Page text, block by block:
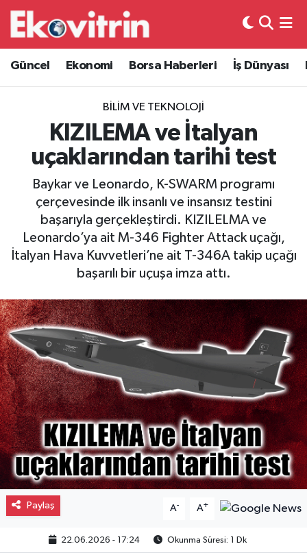
Güncel Ekonomi Borsa Haberleri İş Dünyası
BILIM VE TEKNOLOJI
KIZILEMA ve İtalyan
uçaklarından tarihi test
Baykar ve Leonardo, K-SWARM programı
çerçevesinde ilk insanlı ve insansız testini
başarıyla gerçekleştirdi. KIZILELMA ve
Leonardo’ya ait M-346 Fighter Attack uçağı,
İtalyan Hava Kuvvetleri’ne ait T-346A takip uçağı
başarılı bir uçuşa imza attı.
Paylaş A- A+
22.06.2026 - 17:24 Okunma Süresi: 1 Dk
Güncel
Ekonomi
Borsa Haberleri
İş Dünyası
Lojistik
Otovitrin
Asayiş
Gayrimenkul
Spor
Eğitim
Hava Durumu
Trafik Durumu
Süper Lig Puan Durumu ve Fikstür
Tüm Manşetler
Son Dakika Haberleri
Haber Arşivi